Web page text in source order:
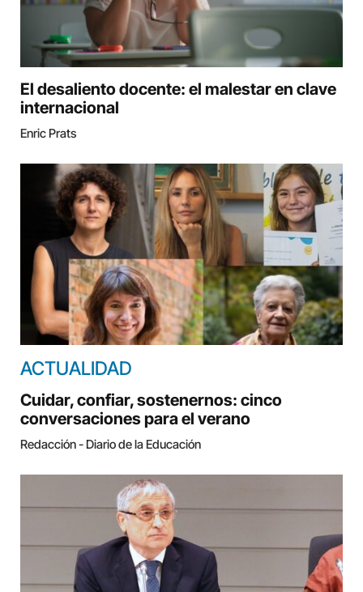
El desaliento docente: el malestar en clave
internacional
Enric Prats
ACTUALIDAD
Cuidar, confiar, sostenernos: cinco
conversaciones para el verano
Redacción - Diario de la Educación